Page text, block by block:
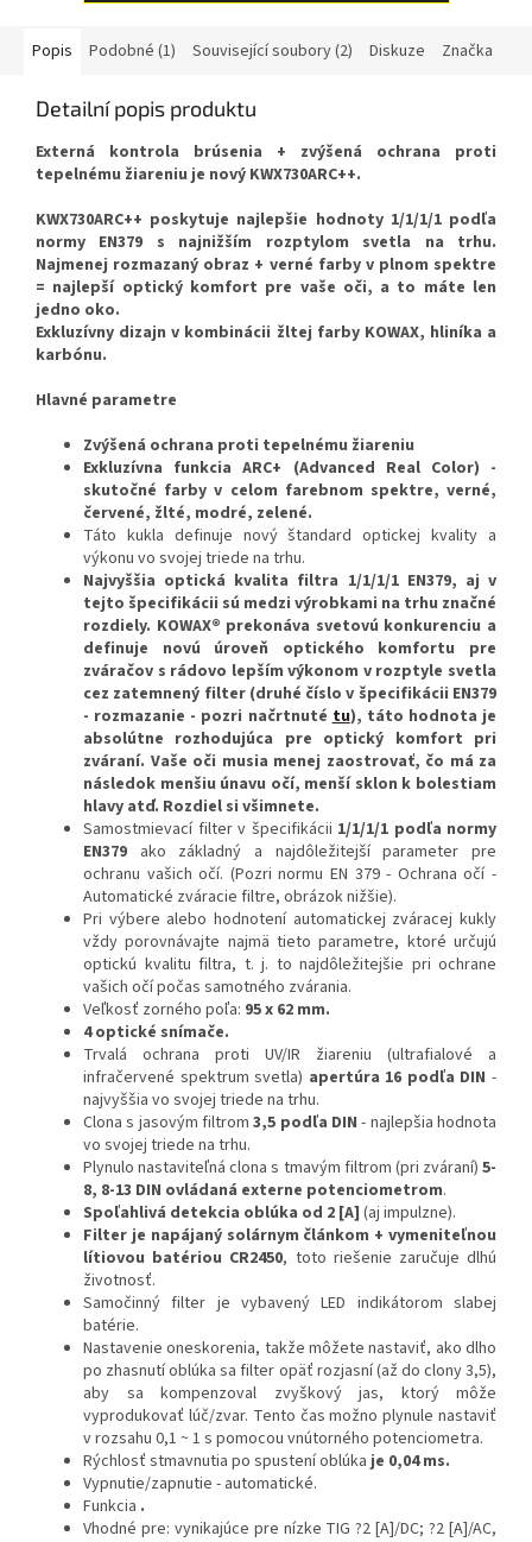
Popis Podobné (1) Související soubory (2) Diskuze Značka
Detailní popis produktu
Externá kontrola brúsenia + zvýšená ochrana proti
tepelnému žiareniu je nový KWX730ARC++.
KWX730ARC++ poskytuje najlepšie hodnoty 1/1/1/1 podľa
normy EN379 s najnižším rozptylom svetla na trhu.
Najmenej rozmazaný obraz + verné farby v plnom spektre
= najlepší optický komfort pre vaše oči, a to máte len
jedno oko.
Exkluzívny dizajn v kombinácii žltej farby KOWAX, hliníka a
karbónu.
Hlavné parametre
Zvýšená ochrana proti tepelnému žiareniu
Exkluzívna funkcia ARC+ (Advanced Real Color) -
skutočné farby v celom farebnom spektre, verné,
červené, žlté, modré, zelené.
Táto kukla definuje nový štandard optickej kvality a
výkonu vo svojej triede na trhu.
Najvyššia optická kvalita filtra 1/1/1/1 EN379, aj v
tejto špecifikácii sú medzi výrobkami na trhu značné
rozdiely. KOWAX® prekonáva svetovú konkurenciu a
definuje novú úroveň optického komfortu pre
zváračov s rádovo lepším výkonom v rozptyle svetla
cez zatemnený filter (druhé číslo v špecifikácii EN379
- rozmazanie - pozri načrtnutétu), táto hodnota je
absolútne rozhodujúca pre optický komfort pri
zváraní. Vaše oči musia menej zaostrovať, čo má za
následok menšiu únavu očí, menší sklon k bolestiam
hlavy atď. Rozdiel si všimnete.
Samostmievací filter v špecifikácii 1/1/1/1 podľa normy
EN379 ako základný a najdôležitejší parameter pre
ochranu vašich očí. (Pozri normu EN 379 - Ochrana očí -
Automatické zváracie filtre, obrázok nižšie).
Pri výbere alebo hodnotení automatickej zváracej kukly
vždy porovnávajte najmä tieto parametre, ktoré určujú
optickú kvalitu filtra, t. j. to najdôležitejšie pri ochrane
vašich očí počas samotného zvárania.
Veľkosť zorného poľa: 95 x 62 mm.
4 optické snímače.
Trvalá ochrana proti UV/IR žiareniu (ultrafialové a
infračervené spektrum svetla) apertúra 16 podľa DIN -
najvyššia vo svojej triede na trhu.
Clona s jasovým filtrom3,5 podľa DIN - najlepšia hodnota
vo svojej triede na trhu.
Plynulo nastaviteľná clona s tmavým filtrom (pri zváraní) 5-
8, 8-13 DIN ovládaná externe potenciometrom.
Spoľahlivá detekcia oblúka od 2 [A] (aj impulzne).
Filter je napájaný solárnym článkom + vymeniteľnou
lítiovou batériou CR2450, toto riešenie zaručuje dlhú
životnosť.
Samočinný filter je vybavený LED indikátorom slabej
batérie.
Nastavenie oneskorenia, takže môžete nastaviť, ako dlho
po zhasnutí oblúka sa filter opäť rozjasní (až do clony 3,5),
aby sa kompenzoval zvyškový jas, ktorý môže
vyprodukovať lúč/zvar. Tento čas možno plynule nastaviť
v rozsahu 0,1 ~ 1 s pomocou vnútorného potenciometra.
Rýchlosť stmavnutia po spustení oblúkaje 0,04 ms.
Vypnutie/zapnutie - automatické.
Funkcia .
Vhodné pre: vynikajúce pre nízke TIG ?2 [A]/DC; ?2 [A]/AC,